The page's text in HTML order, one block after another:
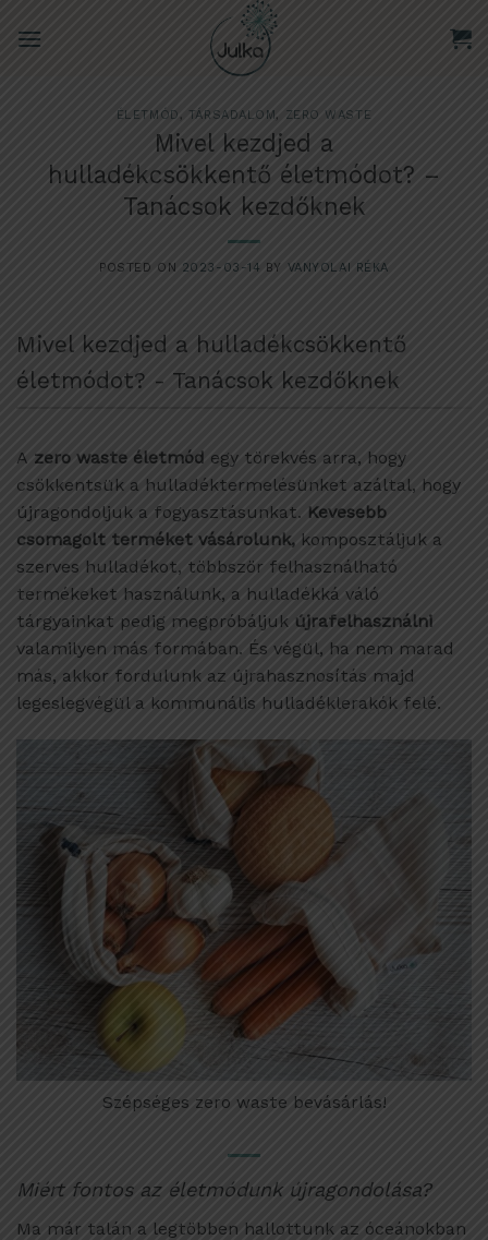
ÉLETMÓD, TÁRSADALOM, ZERO WASTE
Mivel kezdjed a
hulladékcsökkentő életmódot? –
Tanácsok kezdőknek
POSTED ON 2023-03-14 BY VANYOLAI RÉKA
Mivel kezdjed a hulladékcsökkentő
életmódot? - Tanácsok kezdőknek
A zero waste életmód egy törekvés arra, hogy
csökkentsük a hulladéktermelésünket azáltal, hogy
újragondoljuk a fogyasztásunkat. Kevesebb
csomagolt terméket vásárolunk, komposztáljuk a
szerves hulladékot, többször felhasználható
termékeket használunk, a hulladékká váló
tárgyainkat pedig megpróbáljuk újrafelhasználni
valamilyen más formában. És végül, ha nem marad
más, akkor fordulunk az újrahasznosítás majd
legeslegvégül a kommunális hulladéklerakók felé.
Szépséges zero waste bevásárlás!
Miért fontos az életmódunk újragondolása?
Ma már talán a legtöbben hallottunk az óceánokban